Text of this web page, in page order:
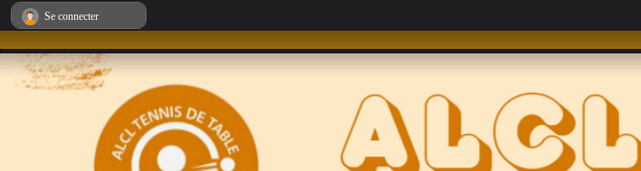
Se connecter
Panneau de gestion des cookies